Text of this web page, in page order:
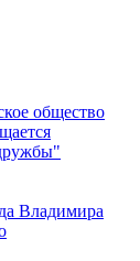
общество
Владимира